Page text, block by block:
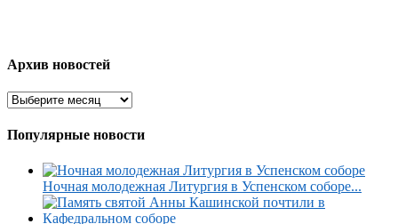
Архив новостей
Популярные новости
Ночная молодежная Литургия в Успенском соборе...